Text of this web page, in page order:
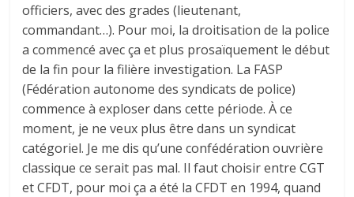
officiers, avec des grades (lieutenant,
commandant…). Pour moi, la droitisation de la police
a commencé avec ça et plus prosaïquement le début
de la fin pour la filière investigation. La FASP
(Fédération autonome des syndicats de police)
commence à exploser dans cette période. À ce
moment, je ne veux plus être dans un syndicat
catégoriel. Je me dis qu’une confédération ouvrière
classique ce serait pas mal. Il faut choisir entre CGT
et CFDT, pour moi ça a été la CFDT en 1994, quand